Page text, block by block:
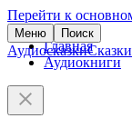
Перейти к
Меню Поиск
АудиосказкиСказки
Главная
Аудиокниги